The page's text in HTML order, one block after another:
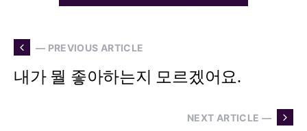
— PREVIOUS ARTICLE
내가 뭘 좋아하는지 모르겠어요.
NEXT ARTICLE —